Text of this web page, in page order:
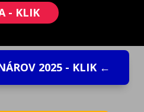
- KLIK
2025 - KLIK ←